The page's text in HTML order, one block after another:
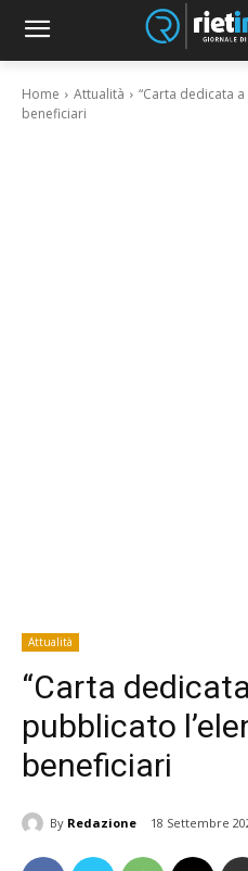
Home Attualità
“Carta dedicata
beneficiari
Attualità
“Carta
pubblicato
beneficiari
By Redazione 18 Settembre